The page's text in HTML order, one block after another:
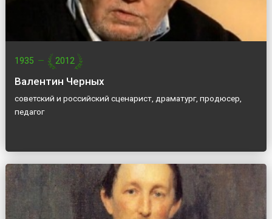
1935 — 2012
Валентин Черных
советский и российский сценарист, драматург, продюсер,
педагог